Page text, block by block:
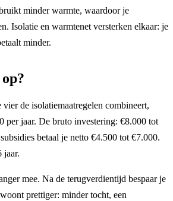
minder warmte, waardoor je
Isolatie en warmtenet versterken elkaar: je
minder.
de isolatiemaatregelen combineert,
per jaar. De bruto investering: €8.000 tot
betaal je netto €4.500 tot €7.000.
jaar.
mee. Na de terugverdientijd bespaar je
prettiger: minder tocht, een